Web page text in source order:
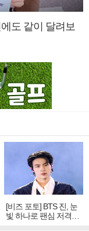
도 같이 달려보
[비즈 포토] BTS 진, 눈
빛 하나로 팬심 저격…
독보적 카리스마